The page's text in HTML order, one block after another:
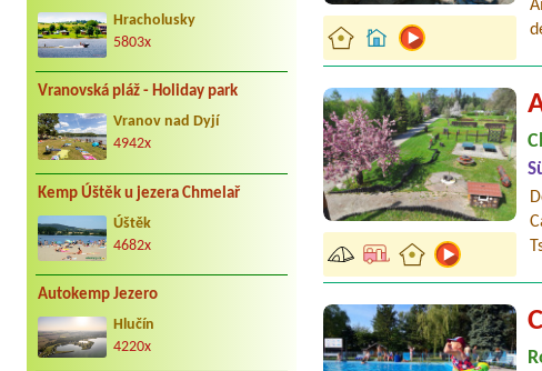
Hracholusky
5803x
Vranovská pláž - Holiday park
Vranov nad Dyjí
4942x
Kemp Úštěk u jezera Chmelař
Úštěk
4682x
Autokemp Jezero
Hlučín
4220x